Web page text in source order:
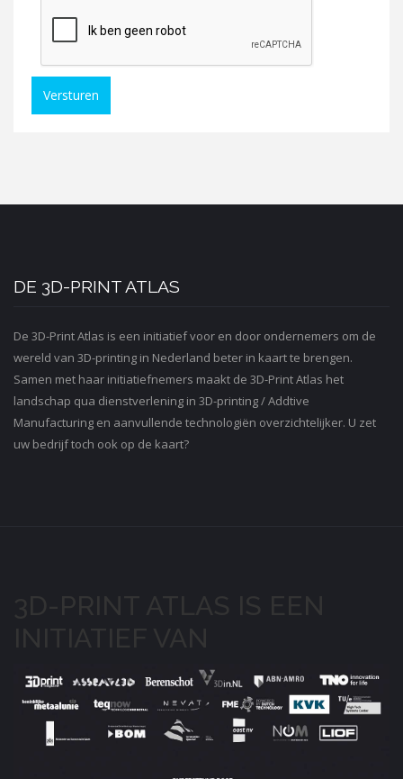
Versturen
DE 3D-PRINT ATLAS
De 3D-Print Atlas is een initiatief voor en door ondernemers om de
wereld van 3D-printing in Nederland beter in kaart te brengen.
Samen met haar initiatiefnemers maakt de 3D-Print Atlas het
landschap qua dienstverlening in 3D-printing / Addtive
Manufacturing en aanvullende technologiën overzichtelijker. U zet
uw bedrijf toch ook op de kaart?